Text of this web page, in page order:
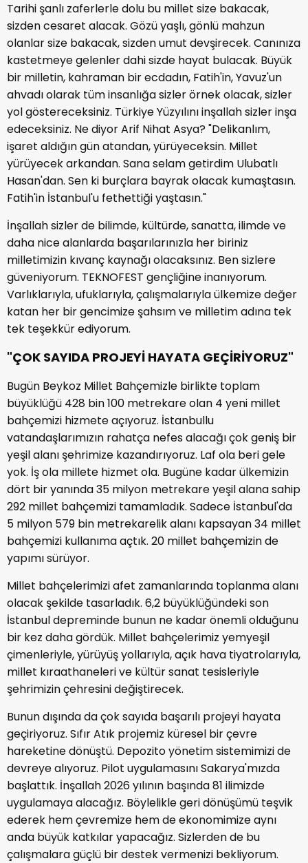
Tarihi şanlı zaferlerle dolu bu millet size bakacak,
sizden cesaret alacak. Gözü yaşlı, gönlü mahzun
olanlar size bakacak, sizden umut devşirecek. Canınıza
kastetmeye gelenler dahi sizde hayat bulacak. Büyük
bir milletin, kahraman bir ecdadın, Fatih'in, Yavuz'un
ahvadı olarak tüm insanlığa sizler örnek olacak, sizler
yol göstereceksiniz. Türkiye Yüzyılını inşallah sizler inşa
edeceksiniz. Ne diyor Arif Nihat Asya? "Delikanlım,
işaret aldığın gün atandan, yürüyeceksin. Millet
yürüyecek arkandan. Sana selam getirdim Ulubatlı
Hasan'dan. Sen ki burçlara bayrak olacak kumaştasın.
Fatih'in İstanbul'u fethettiği yaştasın."
İnşallah sizler de bilimde, kültürde, sanatta, ilimde ve
daha nice alanlarda başarılarınızla her biriniz
milletimizin kıvanç kaynağı olacaksınız. Ben sizlere
güveniyorum. TEKNOFEST gençliğine inanıyorum.
Varlıklarıyla, ufuklarıyla, çalışmalarıyla ülkemize değer
katan her bir gencimize şahsım ve milletim adına tek
tek teşekkür ediyorum.
"ÇOK SAYIDA PROJEYİ HAYATA GEÇİRİYORUZ"
Bugün Beykoz Millet Bahçemizle birlikte toplam
büyüklüğü 428 bin 100 metrekare olan 4 yeni millet
bahçemizi hizmete açıyoruz. İstanbullu
vatandaşlarımızın rahatça nefes alacağı çok geniş bir
yeşil alanı şehrimize kazandırıyoruz. Laf ola beri gele
yok. İş ola millete hizmet ola. Bugüne kadar ülkemizin
dört bir yanında 35 milyon metrekare yeşil alana sahip
292 millet bahçemizi tamamladık. Sadece İstanbul'da
5 milyon 579 bin metrekarelik alanı kapsayan 34 millet
bahçemizi kullanıma açtık. 20 millet bahçemizin de
yapımı sürüyor.
Millet bahçelerimizi afet zamanlarında toplanma alanı
olacak şekilde tasarladık. 6,2 büyüklüğündeki son
İstanbul depreminde bunun ne kadar önemli olduğunu
bir kez daha gördük. Millet bahçelerimiz yemyeşil
çimenleriyle, yürüyüş yollarıyla, açık hava tiyatrolarıyla,
millet kıraathaneleri ve kültür sanat tesisleriyle
şehrimizin çehresini değiştirecek.
Bunun dışında da çok sayıda başarılı projeyi hayata
geçiriyoruz. Sıfır Atık projemiz küresel bir çevre
hareketine dönüştü. Depozito yönetim sistemimizi de
devreye alıyoruz. Pilot uygulamasını Sakarya'mızda
başlattık. İnşallah 2026 yılının başında 81 ilimizde
uygulamaya alacağız. Böylelikle geri dönüşümü teşvik
ederek hem çevremize hem de ekonomimize aynı
anda büyük katkılar yapacağız. Sizlerden de bu
çalışmalara güçlü bir destek vermenizi bekliyorum.